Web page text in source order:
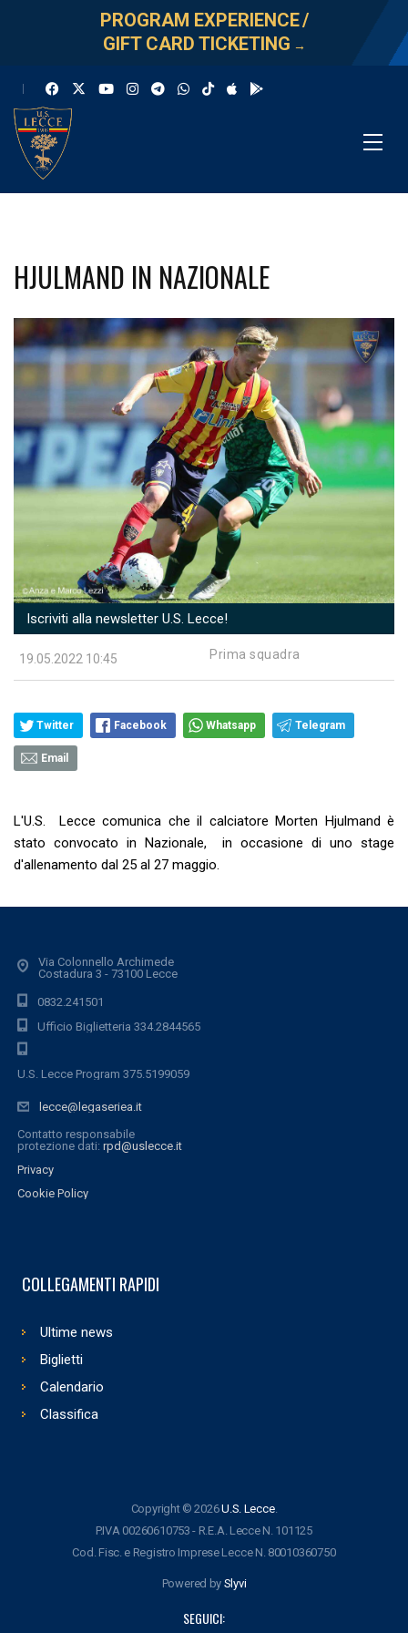
PROGRAM EXPERIENCE/
GIFT CARD TICKETING →
HJULMAND IN NAZIONALE
Iscriviti alla newsletter U.S. Lecce!
19.05.2022 10:45 Prima squadra
Twitter Facebook Whatsapp Telegram
Email
L'U.S. Lecce comunica che il calciatore Morten Hjulmand è
stato convocato in Nazionale, in occasione di uno stage
d'allenamento dal 25 al 27 maggio.
Via Colonnello Archimede
Costadura 3 - 73100 Lecce
0832.241501
Ufficio Biglietteria 334.2844565
U.S. Lecce Program 375.5199059
lecce@legaseriea.it
Contatto responsabile
protezione dati: rpd@uslecce.it
Privacy
Cookie Policy
COLLEGAMENTI RAPIDI
Ultime news
Biglietti
Calendario
Classifica
Copyright © 2026U.S. Lecce.
P.IVA 00260610753 - R.E.A. Lecce N. 101125
Cod. Fisc. e Registro Imprese Lecce N. 80010360750
Powered by Slyvi
SEGUICI: